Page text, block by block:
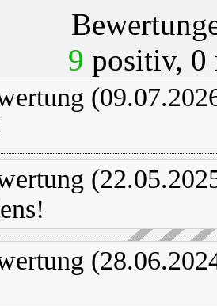
9 positiv,